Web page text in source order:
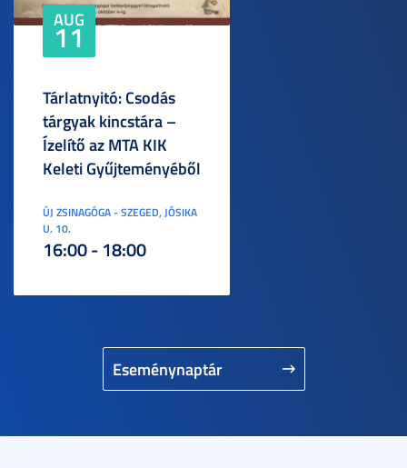
Eseménynaptár
AUG
11
Tárlatnyitó: Csodás
tárgyak kincstára –
Ízelítő az MTA KIK
Keleti Gyűjteményéből
ÚJ ZSINAGÓGA - SZEGED, JÓSIKA
U. 10.
16:00 - 18:00